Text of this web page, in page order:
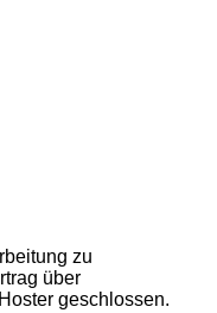
zu
über
geschlossen.